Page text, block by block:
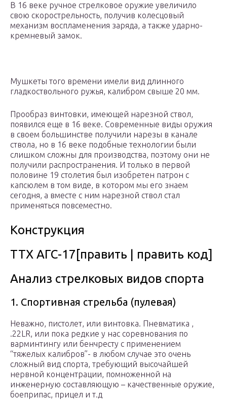
В 16 веке ручное стрелковое оружие увеличило
свою скорострельность, получив колесцовый
механизм воспламенения заряда, а также ударно-
кремневый замок.
Мушкеты того времени имели вид длинного
гладкоствольного ружья, калибром свыше 20 мм.
Прообраз винтовки, имеющей нарезной ствол,
появился еще в 16 веке. Современные виды оружия
в своем большинстве получили нарезы в канале
ствола, но в 16 веке подобные технологии были
слишком сложны для производства, поэтому они не
получили распространения. И только в первой
половине 19 столетия был изобретен патрон с
капсюлем в том виде, в котором мы его знаем
сегодня, а вместе с ним нарезной ствол стал
применяться повсеместно.
Конструкция
ТТХ АГС-17[править | править код]
Анализ стрелковых видов спорта
1. Спортивная стрельба (пулевая)
Неважно, пистолет, или винтовка. Пневматика ,
.22LR, или пока редкие у нас соревнования по
варминтингу или бенчресту с применением
“тяжелых калибров”- в любом случае это очень
сложный вид спорта, требующий высочайшей
нервной концентрации, помноженной на
инженерную составляющую – качественные оружие,
боеприпас, прицел и т.д